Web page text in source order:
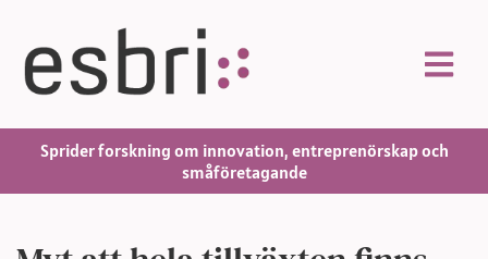
Sprider forskning om innovation, entreprenörskap och
småföretagande